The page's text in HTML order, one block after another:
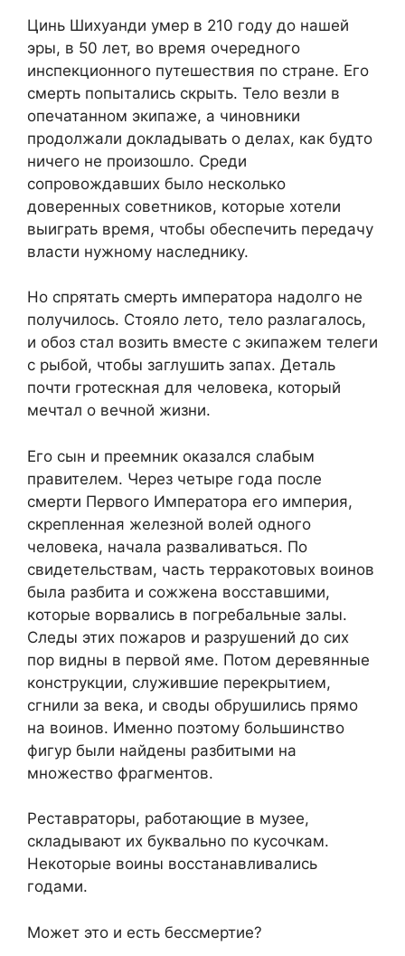
Цинь Шихуанди умер в 210 году до нашей
эры, в 50 лет, во время очередного
инспекционного путешествия по стране. Его
смерть попытались скрыть. Тело везли в
опечатанном экипаже, а чиновники
продолжали докладывать о делах, как будто
ничего не произошло. Среди
сопровождавших было несколько
доверенных советников, которые хотели
выиграть время, чтобы обеспечить передачу
власти нужному наследнику.
Но спрятать смерть императора надолго не
получилось. Стояло лето, тело разлагалось,
и обоз стал возить вместе с экипажем телеги
с рыбой, чтобы заглушить запах. Деталь
почти гротескная для человека, который
мечтал о вечной жизни.
Его сын и преемник оказался слабым
правителем. Через четыре года после
смерти Первого Императора его империя,
скрепленная железной волей одного
человека, начала разваливаться. По
свидетельствам, часть терракотовых воинов
была разбита и сожжена восставшими,
которые ворвались в погребальные залы.
Следы этих пожаров и разрушений до сих
пор видны в первой яме. Потом деревянные
конструкции, служившие перекрытием,
сгнили за века, и своды обрушились прямо
на воинов. Именно поэтому большинство
фигур были найдены разбитыми на
множество фрагментов.
Реставраторы, работающие в музее,
складывают их буквально по кусочкам.
Некоторые воины восстанавливались
годами.
Может это и есть бессмертие?